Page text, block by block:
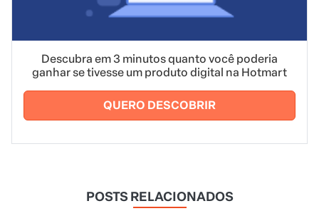
Descubra em 3 minutos quanto você poderia
ganhar se tivesse um produto digital na Hotmart
QUERO DESCOBRIR
POSTS RELACIONADOS